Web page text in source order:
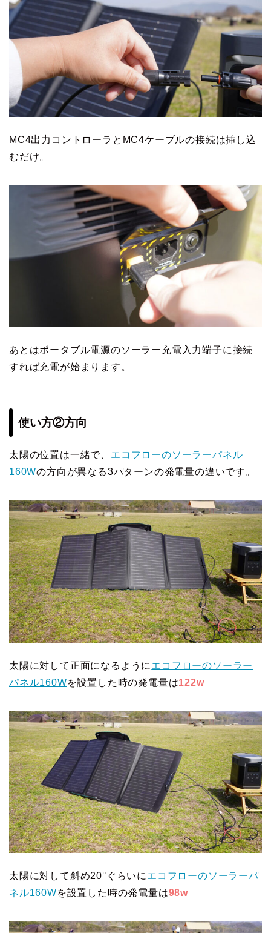
MC4出力コントローラとMC4ケーブルの接続は挿し込
むだけ。
あとはポータブル電源のソーラー充電入力端子に接続
すれば充電が始まります。
使い方②方向
太陽の位置は一緒で、 エコフローのソーラーパネル
160Wの方向が異なる3パターンの発電量の違いです。
太陽に対して正面になるように エコフローのソーラー
パネル160Wを設置した時の発電量は122w
太陽に対して斜め20°ぐらいに エコフローのソーラーパ
ネル160Wを設置した時の発電量は98w